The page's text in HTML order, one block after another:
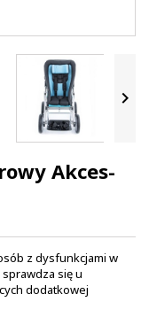

Akces-
z dysfunkcjami w
się u
dodatkowej